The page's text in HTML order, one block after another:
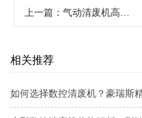
上一篇 ：气动清废机高效环保的印刷后道加工利器
相关推荐